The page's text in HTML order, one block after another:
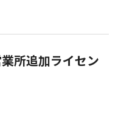
所追加ライセン